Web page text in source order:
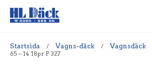
Startsida / Vagns-däck / Vagnsdäck
65 – 14 18pr P 327